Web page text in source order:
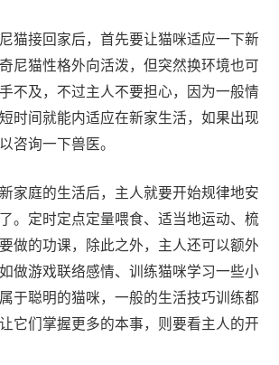
接回家后，首先要让猫咪适应一下新
尼猫性格外向活泼，但突然换环境也可
不及，不过主人不要担心，因为一般情
时间就能内适应在新家生活，如果出现
咨询一下兽医。
庭的生活后，主人就要开始规律地安
。定时定点定量喂食、适当地运动、梳
做的功课，除此之外，主人还可以额外
做游戏联络感情、训练猫咪学习一些小
于聪明的猫咪，一般的生活技巧训练都
它们掌握更多的本事，则要看主人的开